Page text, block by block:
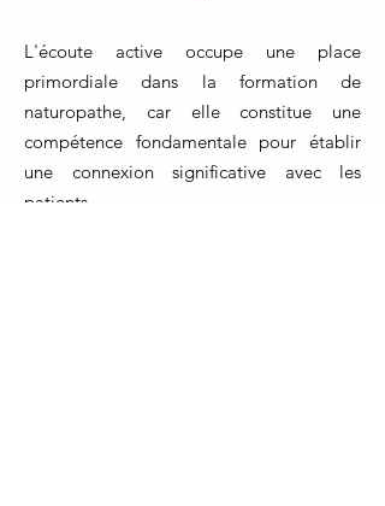
L'écoute active occupe une place
primordiale dans la formation de
naturopathe, car elle constitue une
compétence fondamentale pour établir
une connexion significative avec les
patients.